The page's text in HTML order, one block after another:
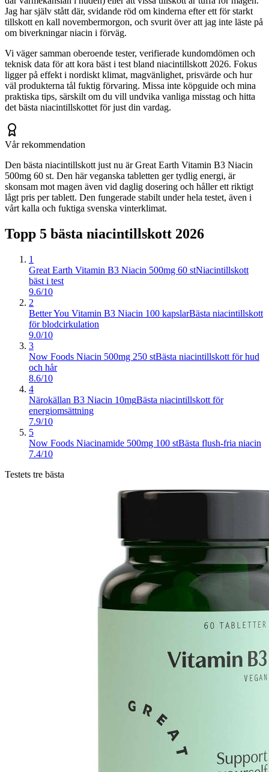
Jag har själv stått där, svidande röd om kinderna efter ett för starkt
tillskott en kall novembermorgon, och svurit över att jag inte läste på
om biverkningar niacin i förväg.
Vi väger samman oberoende tester, verifierade kundomdömen och
teknisk data för att kora bäst i test bland niacintillskott 2026. Fokus
ligger på effekt i nordiskt klimat, magvänlighet, prisvärde och hur
väl produkterna tål fuktig förvaring. Missa inte köpguide och mina
praktiska tips, särskilt om du vill undvika vanliga misstag och hitta
det bästa niacintillskottet för just din vardag.
Vår rekommendation
Den bästa niacintillskott just nu är Great Earth Vitamin B3 Niacin
500mg 60 st. Den här veganska tabletten ger tydlig energi, är
skonsam mot magen även vid daglig dosering och håller ett riktigt
lågt pris per tablett. Den fungerade stabilt under hela testet, även i
vårt kalla och fuktiga svenska vinterklimat.
Topp 5 bästa niacintillskott 2026
1
Great Earth Vitamin B3 Niacin 500mg 60 stNiacintillskott
bäst i test
9.6/10
2
Better You Vitamin B3 Niacin 100 kapslarBästa niacintillskott
för blodcirkulation
9.0/10
3
Now Foods Niacin 500mg 250 stBästa niacintillskott för hud
och hår
8.6/10
4
Närokällan B3 Niacin 10mgBästa niacintillskott för
energiomsättning
7.9/10
5
Now Foods Niacinamide 500mg 100 stBästa flush-fria niacin
7.4/10
Testets tre bästa